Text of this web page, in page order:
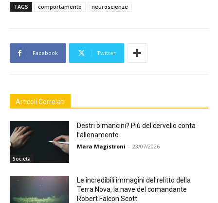
TAGS comportamento neuroscienze
Facebook Twitter
Articoli Correlati
Società
Destri o mancini? Più del cervello conta
l’allenamento
Mara Magistroni - 23/07/2026
Le incredibili immagini del relitto della
Terra Nova, la nave del comandante
Robert Falcon Scott